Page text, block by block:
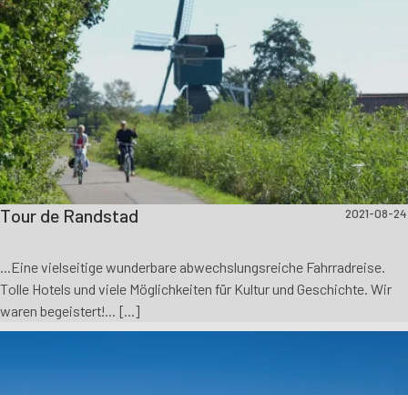
Tour de Randstad 2021-08-24
...Eine vielseitige wunderbare abwechslungsreiche Fahrradreise.
Tolle Hotels und viele Möglichkeiten für Kultur und Geschichte. Wir
waren begeistert!... [...]